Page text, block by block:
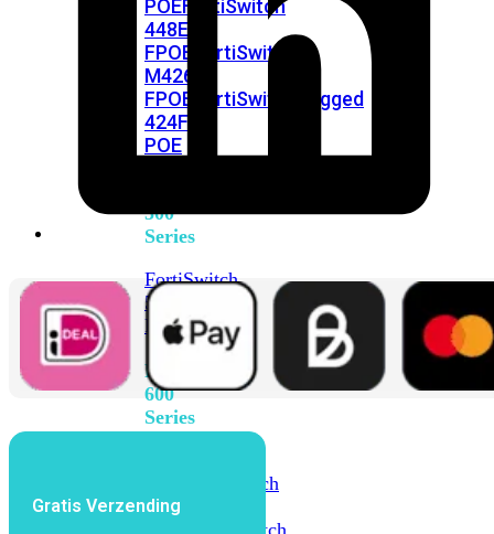
POEFortiSwitch
448E-
FPOE
FortiSwitch
M426E-
FPOE
FortiSwitchRugged
424F-
POE
500
Series
FortiSwitch
548D-
FPOE
FortiSwitch
600
Series
FortiSwitch
624F-
FortiSwitch
Gratis Verzending